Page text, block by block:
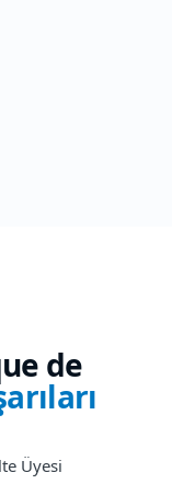
de
Üyesi